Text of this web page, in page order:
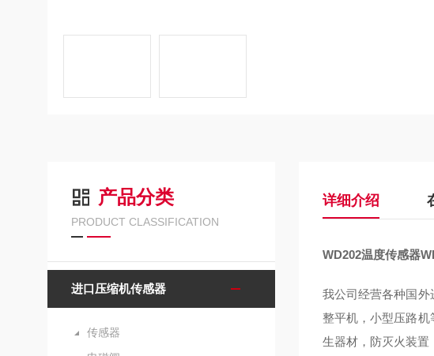
产品分类
PRODUCT CLASSIFICATION
进口压缩机传感器
传感器
详细介绍
WD202温度传感器
我公司经营各种国
整平机，小型压路
生器材，防灭火装置